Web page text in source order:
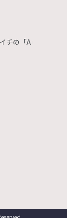
チの「A」